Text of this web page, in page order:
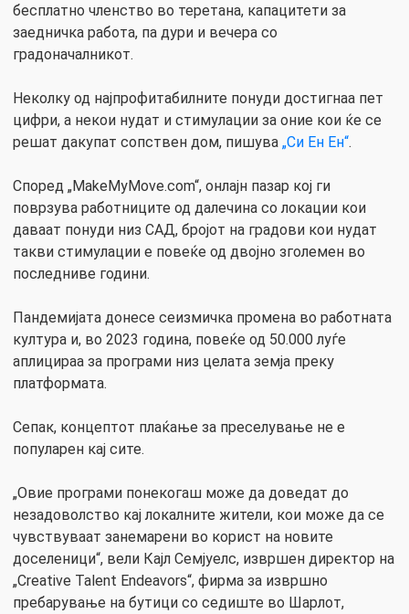
бесплатно членство во теретана, капацитети за
заедничка работа, па дури и вечера со
градоначалникот.
Неколку од најпрофитабилните понуди достигнаа пет
цифри, а некои нудат и стимулации за оние кои ќе се
решат дакупат сопствен дом, пишува „Си Ен Ен“.
Според „MakeMyMove.com“, онлајн пазар кој ги
поврзува работниците од далечина со локации кои
даваат понуди низ САД, бројот на градови кои нудат
такви стимулации е повеќе од двојно зголемен во
последниве години.
Пандемијата донесе сеизмичка промена во работната
култура и, во 2023 година, повеќе од 50.000 луѓе
аплицираа за програми низ целата земја преку
платформата.
Сепак, концептот плаќање за преселување не е
популарен кај сите.
„Овие програми понекогаш може да доведат до
незадоволство кај локалните жители, кои може да се
чувствуваат занемарени во корист на новите
доселеници“, вели Кајл Семјуелс, извршен директор на
„Creative Talent Endeavors“, фирма за извршно
пребарување на бутици со седиште во Шарлот,